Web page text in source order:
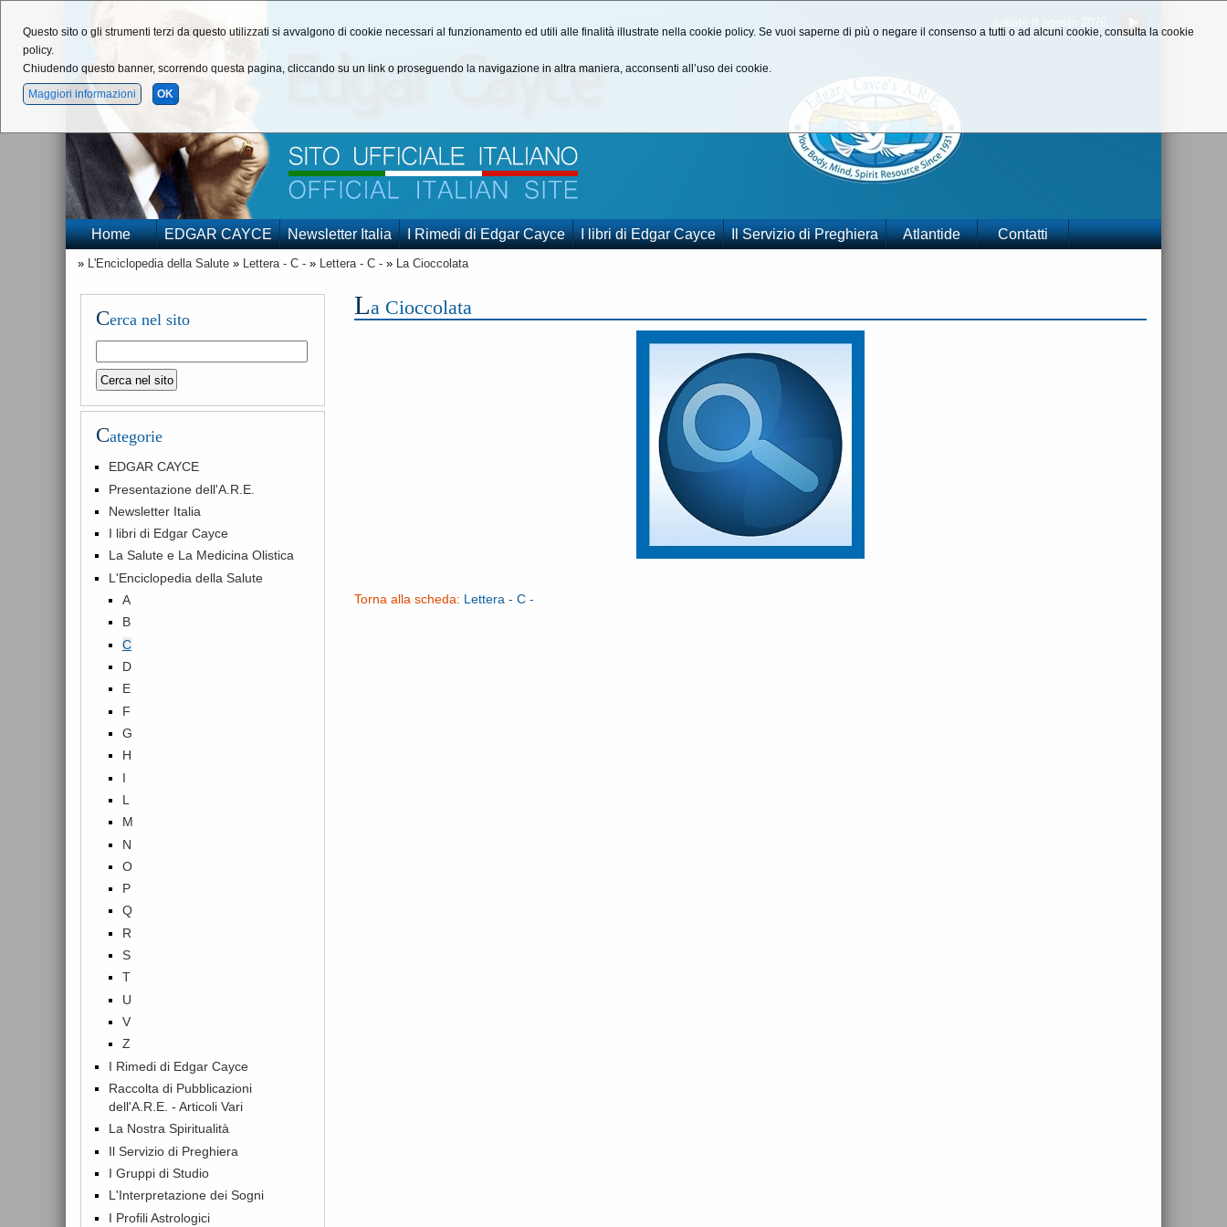
Home EDGAR CAYCE Newsletter Italia I Rimedi di Edgar Cayce I libri di Edgar Cayce Il Servizio di Preghiera Atlantide Contatti
» L'Enciclopedia della Salute » Lettera - C - » Lettera - C - » La Cioccolata
La Cioccolata
Torna alla scheda: Lettera - C -
Cerca nel sito
Categorie
EDGAR CAYCE
Presentazione dell'A.R.E.
Newsletter Italia
I libri di Edgar Cayce
La Salute e La Medicina Olistica
L'Enciclopedia della Salute
A
B
C
D
E
F
G
H
I
L
M
N
O
P
Q
R
S
T
U
V
Z
I Rimedi di Edgar Cayce
Raccolta di Pubblicazioni
dell'A.R.E. - Articoli Vari
La Nostra Spiritualità
Il Servizio di Preghiera
I Gruppi di Studio
L'Interpretazione dei Sogni
I Profili Astrologici
Questo sito o gli strumenti terzi da questo utilizzati si avvalgono di cookie necessari al funzionamento ed utili alle finalità illustrate nella cookie policy. Se vuoi saperne di più o negare il consenso a tutti o ad alcuni cookie, consulta la cookie
policy.
Chiudendo questo banner, scorrendo questa pagina, cliccando su un link o proseguendo la navigazione in altra maniera, acconsenti all’uso dei cookie.
Maggiori informazioni
OK